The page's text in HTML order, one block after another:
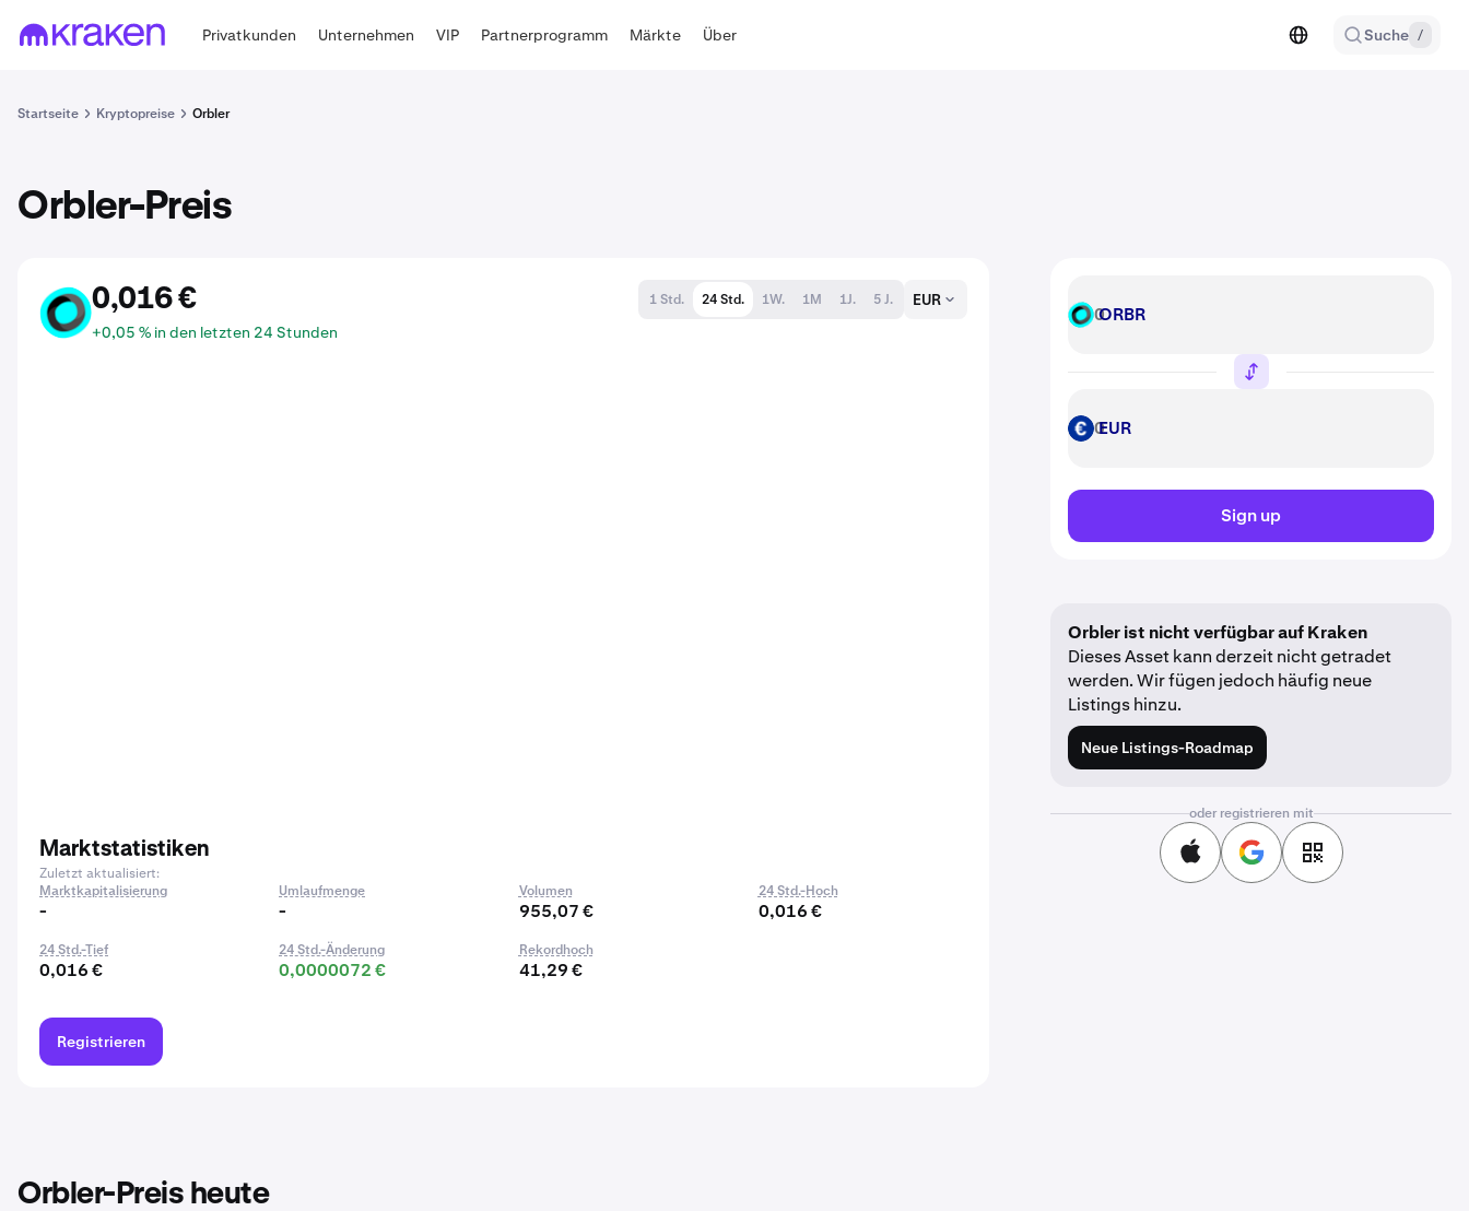
Privatkunden Unternehmen VIP Partnerprogramm Märkte Über Suche /
Startseite Kryptopreise Orbler
Orbler-Preis
ORBR 0,016 €
+0,05 % in den letzten 24 Stunden
1 Std. 24 Std. 1W. 1M 1J. 5 J. EUR
Marktstatistiken
Zuletzt aktualisiert:
Marktkapitalisierung
-
Umlaufmenge
-
Volumen
955,07 €
24 Std.-Hoch
0,016 €
24 Std.-Tief
0,016 €
24 Std.-Änderung
0,0000072 €
Rekordhoch
41,29 €
Registrieren
Orbler-Preis heute
ORBR ORBR
EUR EUR
Sign up
Orbler ist nicht verfügbar auf Kraken
Dieses Asset kann derzeit nicht getradet
werden. Wir fügen jedoch häufig neue
Listings hinzu.
Neue Listings-Roadmap
oder registrieren mit